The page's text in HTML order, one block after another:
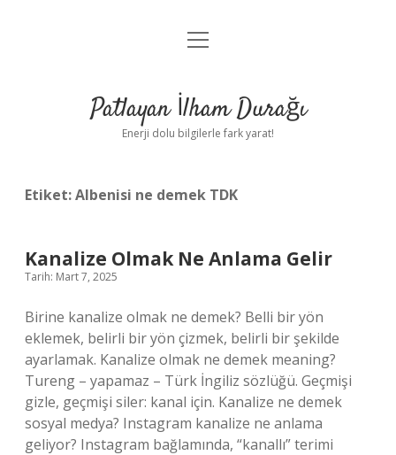
Anasayfa
Yasal Uyarı
menüyü
Patlayan İlham Durağı
Enerji dolu bilgilerle fark yarat!
Etiket:Albenisi ne demek TDK
Kanalize Olmak Ne Anlama Gelir
Tarih: Mart 7, 2025
Birine kanalize olmak ne demek? Belli bir yön
eklemek, belirli bir yön çizmek, belirli bir şekilde
ayarlamak. Kanalize olmak ne demek meaning?
Tureng – yapamaz – Türk İngiliz sözlüğü. Geçmişi
gizle, geçmişi siler: kanal için. Kanalize ne demek
sosyal medya? Instagram kanalize ne anlama
geliyor? Instagram bağlamında, “kanallı” terimi